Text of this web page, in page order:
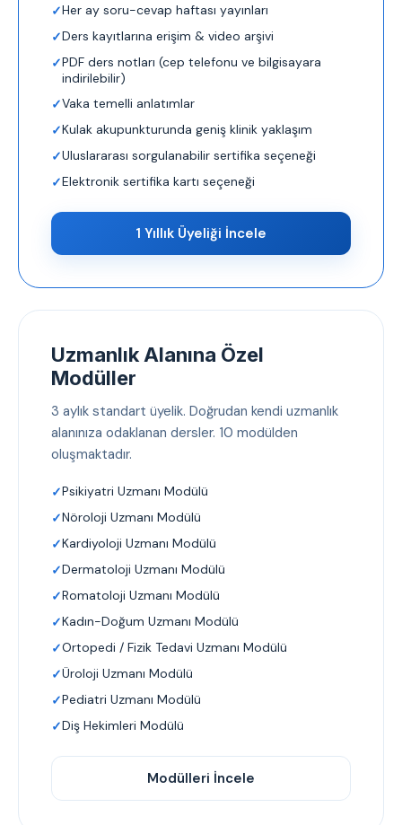
Her ay soru-cevap haftası yayınları
Ders kayıtlarına erişim & video arşivi
PDF ders notları (cep telefonu ve bilgisayara
indirilebilir)
Vaka temelli anlatımlar
Kulak akupunkturunda geniş klinik yaklaşım
Uluslararası sorgulanabilir sertifika seçeneği
Elektronik sertifika kartı seçeneği
1 Yıllık Üyeliği İncele
Uzmanlık Alanına Özel
Modüller
3 aylık standart üyelik. Doğrudan kendi uzmanlık
alanınıza odaklanan dersler. 10 modülden
oluşmaktadır.
Psikiyatri Uzmanı Modülü
Nöroloji Uzmanı Modülü
Kardiyoloji Uzmanı Modülü
Dermatoloji Uzmanı Modülü
Romatoloji Uzmanı Modülü
Kadın-Doğum Uzmanı Modülü
Ortopedi / Fizik Tedavi Uzmanı Modülü
Üroloji Uzmanı Modülü
Pediatri Uzmanı Modülü
Diş Hekimleri Modülü
Modülleri İncele